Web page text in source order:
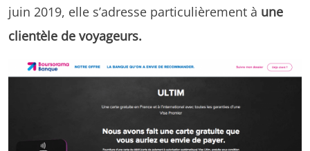
juin 2019, elle s’adresse particulièrement à une
clientèle de voyageurs.